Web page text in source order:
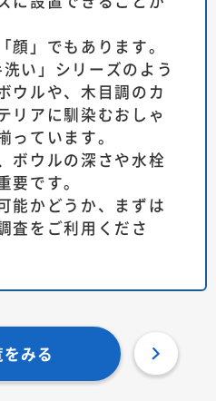
顔」でもあります。
い」シリーズのよう
ウルや、木目調のカ
リアに馴染むおしゃ
っています。
ボウルの深さや水栓
要です。
能かどうか、まずは
査をご利用くださ
みる